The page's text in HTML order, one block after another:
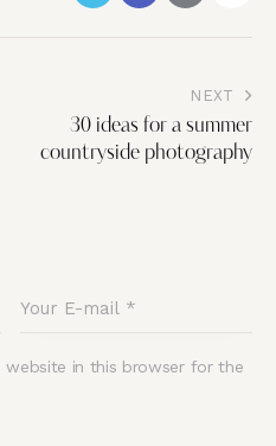
NEXT
30 ideas for a summer
countryside photography
website in this browser for the